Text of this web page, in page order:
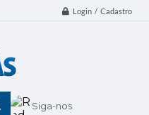
Login / Cadastro
Siga-nos